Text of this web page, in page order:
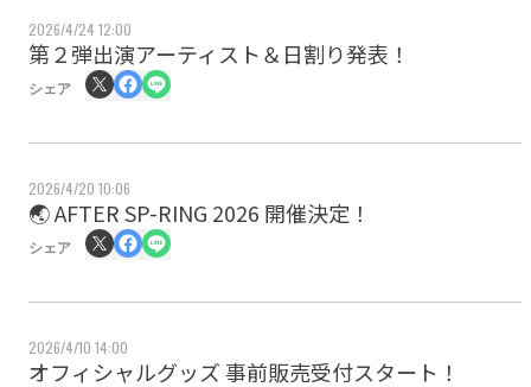
2026/4/24 12:00
第２弾出演アーティスト＆日割り発表！
シェア
2026/4/20 10:06
🌏 AFTER SP-RING 2026 開催決定！
シェア
2026/4/10 14:00
オフィシャルグッズ 事前販売受付スタート！